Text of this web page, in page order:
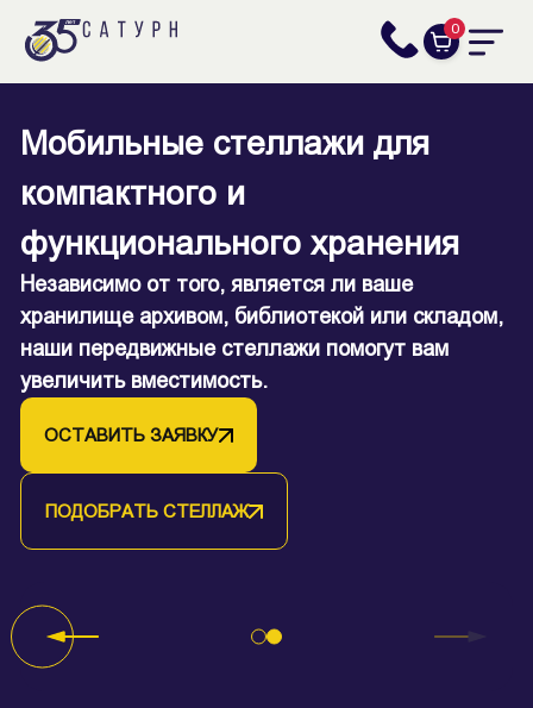
0
Завоевывайте пространство с
Оборудуйте свой архив, библиотеку или склад
стационарными стеллажами с высотой до 3,5
метров. Теперь у вас будет больше места для
хранения ценных документов и вещей.
Мобильные стеллажи для
компактного и
функционального хранения
Независимо от того, является ли ваше
хранилище архивом, библиотекой или складом,
наши передвижные стеллажи помогут вам
увеличить вместимость.
ОСТАВИТЬ ЗАЯВКУ
ПОДОБРАТЬ СТЕЛЛАЖ